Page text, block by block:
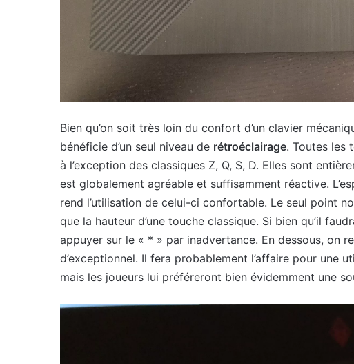
Bien qu’on soit très loin du confort d’un clavier
bénéficie d’un seul niveau de rétroéclairage. Toutes les
à l’exception des classiques Z, Q, S, D. Elles sont
est globalement agréable et suffisamment réactive.
rend l’utilisation de celui-ci confortable. Le seul point
que la hauteur d’une touche classique. Si bien qu’il
appuyer sur le « * » par inadvertance. En dessous, on
d’exceptionnel. Il fera probablement l’affaire pour une
mais les joueurs lui préféreront bien évidemment une